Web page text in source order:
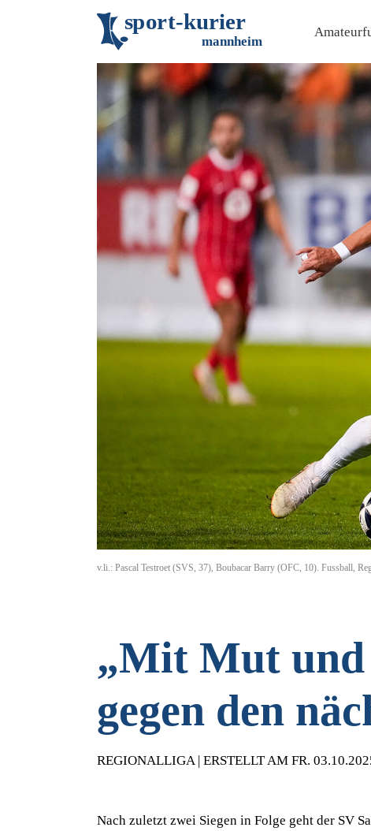
sport-kurier
mannheim
v.li.: Pascal Testroet (SVS, 37), Boubacar Barry (OFC, 10). Fussball,
„Mit Mut und
gegen den
REGIONALLIGA | ERSTELLT AM FR.
Nach zuletzt zwei Siegen in Folge geht der SV